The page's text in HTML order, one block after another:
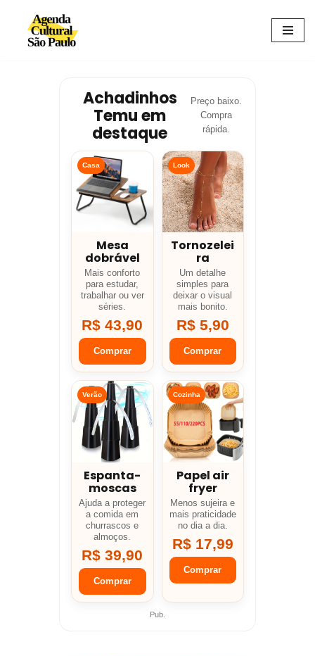
Avançar
Achadinhos
Temu em
destaque
Preço baixo.
Compra
rápida.
Casa
Mesa
dobrável
Mais conforto
para estudar,
trabalhar ou ver
séries.
R$ 43,90
Comprar
Look
Tornozelei
ra
Um detalhe
simples para
deixar o visual
mais bonito.
R$ 5,90
Comprar
Verão
Espanta-
moscas
Ajuda a proteger
a comida em
churrascos e
almoços.
R$ 39,90
Comprar
Cozinha
Papel air
fryer
Menos sujeira e
mais praticidade
no dia a dia.
R$ 17,99
Comprar
Pub.